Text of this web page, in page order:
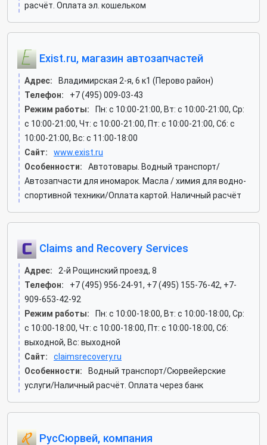
расчёт. Оплата эл. кошельком
Exist.ru, магазин автозапчастей
Адрес:
Владимирская 2-я, 6 к1 (Перово район)
Телефон:
+7 (495) 009-03-43
Режим работы:
Пн: c 10:00-21:00, Вт: c 10:00-21:00, Ср:
c 10:00-21:00, Чт: c 10:00-21:00, Пт: c 10:00-21:00, Сб: c
10:00-21:00, Вс: c 11:00-18:00
Сайт:
www.exist.ru
Особенности:
Автотовары. Водный транспорт/
Автозапчасти для иномарок. Масла / химия для водно-
спортивной техники/Оплата картой. Наличный расчёт
Claims and Recovery Services
Адрес:
2-й Рощинский проезд, 8
Телефон:
+7 (495) 956-24-91, +7 (495) 155-76-42, +7-
909-653-42-92
Режим работы:
Пн: c 10:00-18:00, Вт: c 10:00-18:00, Ср:
c 10:00-18:00, Чт: c 10:00-18:00, Пт: c 10:00-18:00, Сб:
выходной, Вс: выходной
Сайт:
claimsrecovery.ru
Особенности:
Водный транспорт/Сюрвейерские
услуги/Наличный расчёт. Оплата через банк
РусСюрвей, компания